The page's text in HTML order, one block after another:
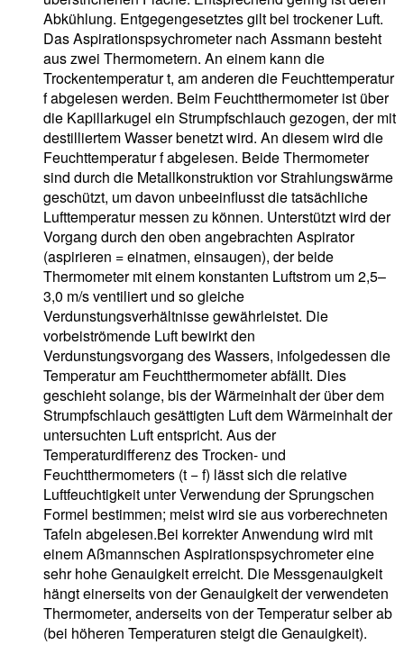
Abkühlung. Entgegengesetztes gilt bei trockener Luft.
Das Aspirationspsychrometer nach Assmann besteht
aus zwei Thermometern. An einem kann die
Trockentemperatur t, am anderen die Feuchttemperatur
f abgelesen werden. Beim Feuchtthermometer ist über
die Kapillarkugel ein Strumpfschlauch gezogen, der mit
destilliertem Wasser benetzt wird. An diesem wird die
Feuchttemperatur f abgelesen. Beide Thermometer
sind durch die Metallkonstruktion vor Strahlungswärme
geschützt, um davon unbeeinflusst die tatsächliche
Lufttemperatur messen zu können. Unterstützt wird der
Vorgang durch den oben angebrachten Aspirator
(aspirieren = einatmen, einsaugen), der beide
Thermometer mit einem konstanten Luftstrom um 2,5–
3,0 m/s ventiliert und so gleiche
Verdunstungsverhältnisse gewährleistet. Die
vorbeiströmende Luft bewirkt den
Verdunstungsvorgang des Wassers, infolgedessen die
Temperatur am Feuchtthermometer abfällt. Dies
geschieht solange, bis der Wärmeinhalt der über dem
Strumpfschlauch gesättigten Luft dem Wärmeinhalt der
untersuchten Luft entspricht. Aus der
Temperaturdifferenz des Trocken- und
Feuchtthermometers (t − f) lässt sich die relative
Luftfeuchtigkeit unter Verwendung der Sprungschen
Formel bestimmen; meist wird sie aus vorberechneten
Tafeln abgelesen.Bei korrekter Anwendung wird mit
einem Aßmannschen Aspirationspsychrometer eine
sehr hohe Genauigkeit erreicht. Die Messgenauigkeit
hängt einerseits von der Genauigkeit der verwendeten
Thermometer, anderseits von der Temperatur selber ab
(bei höheren Temperaturen steigt die Genauigkeit).